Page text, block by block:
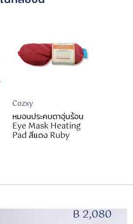
Cozxy
หมอนประคบตาอุ่นร้อน
Eye Mask Heating
Pad สีแดง Ruby
B 2,080